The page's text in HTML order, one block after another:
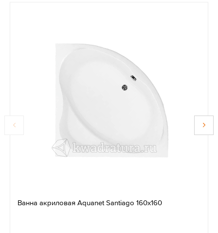
Ванна акриловая Aquanet Santiago 160х160